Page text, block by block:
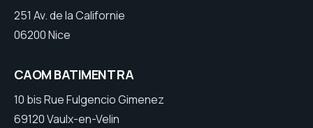
251 Av. de la Californie
06200 Nice
CAOM BATIMENT RA
10 bis Rue Fulgencio Gimenez
69120 Vaulx-en-Velin